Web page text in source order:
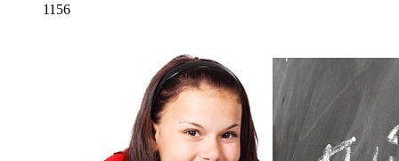
1156